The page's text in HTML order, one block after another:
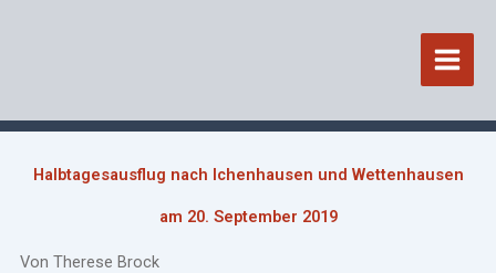
Halbtagesausflug nach Ichenhausen und Wettenhausen
am 20. September 2019
Von Therese Brock